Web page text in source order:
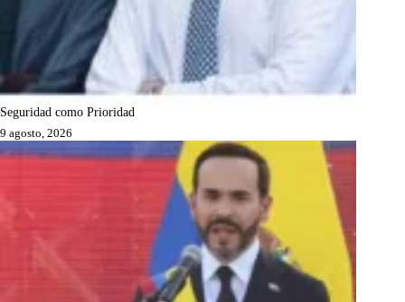
Seguridad como Prioridad
9 agosto, 2026